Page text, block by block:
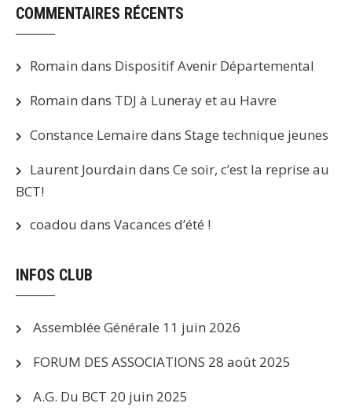
COMMENTAIRES RÉCENTS
Romain dans Dispositif Avenir Départemental
Romain dans TDJ à Luneray et au Havre
Constance Lemaire dans Stage technique jeunes
Laurent Jourdain dans Ce soir, c’est la reprise au
BCT!
coadou dans Vacances d’été !
INFOS CLUB
Assemblée Générale 11 juin 2026
FORUM DES ASSOCIATIONS 28 août 2025
A.G. Du BCT 20 juin 2025